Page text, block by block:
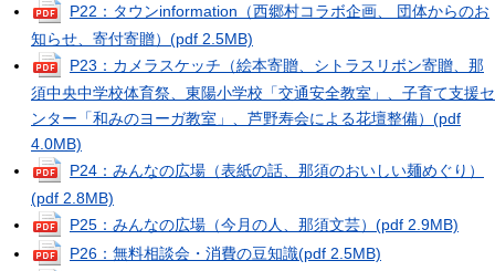
P22：タウンinformation（西郷村コラボ企画、 団体からのお
知らせ、寄付寄贈） (pdf 2.5MB)
P23：カメラスケッチ（絵本寄贈、シトラスリボン寄贈、那
須中央中学校体育祭、東陽小学校「交通安全教室」、子育て支援セ
ンター「和みのヨーガ教室」、芦野寿会による花壇整備） (pdf
4.0MB)
P24：みんなの広場（表紙の話、那須のおいしい麺めぐり）
(pdf 2.8MB)
P25：みんなの広場（今月の人、那須文芸） (pdf 2.9MB)
P26：無料相談会・消費の豆知識(pdf 2.5MB)